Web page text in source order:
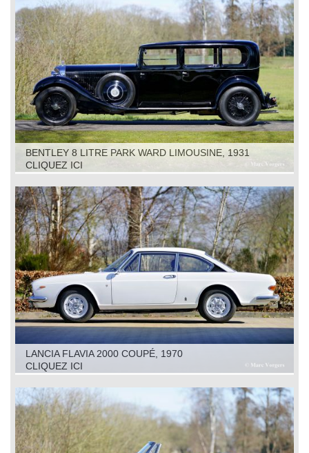
BENTLEY 8 LITRE PARK WARD LIMOUSINE, 1931
CLIQUEZ ICI
LANCIA FLAVIA 2000 COUPÉ, 1970
CLIQUEZ ICI